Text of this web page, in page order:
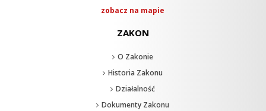
zobacz na mapie
ZAKON
O Zakonie
Historia Zakonu
Działalność
Dokumenty Zakonu